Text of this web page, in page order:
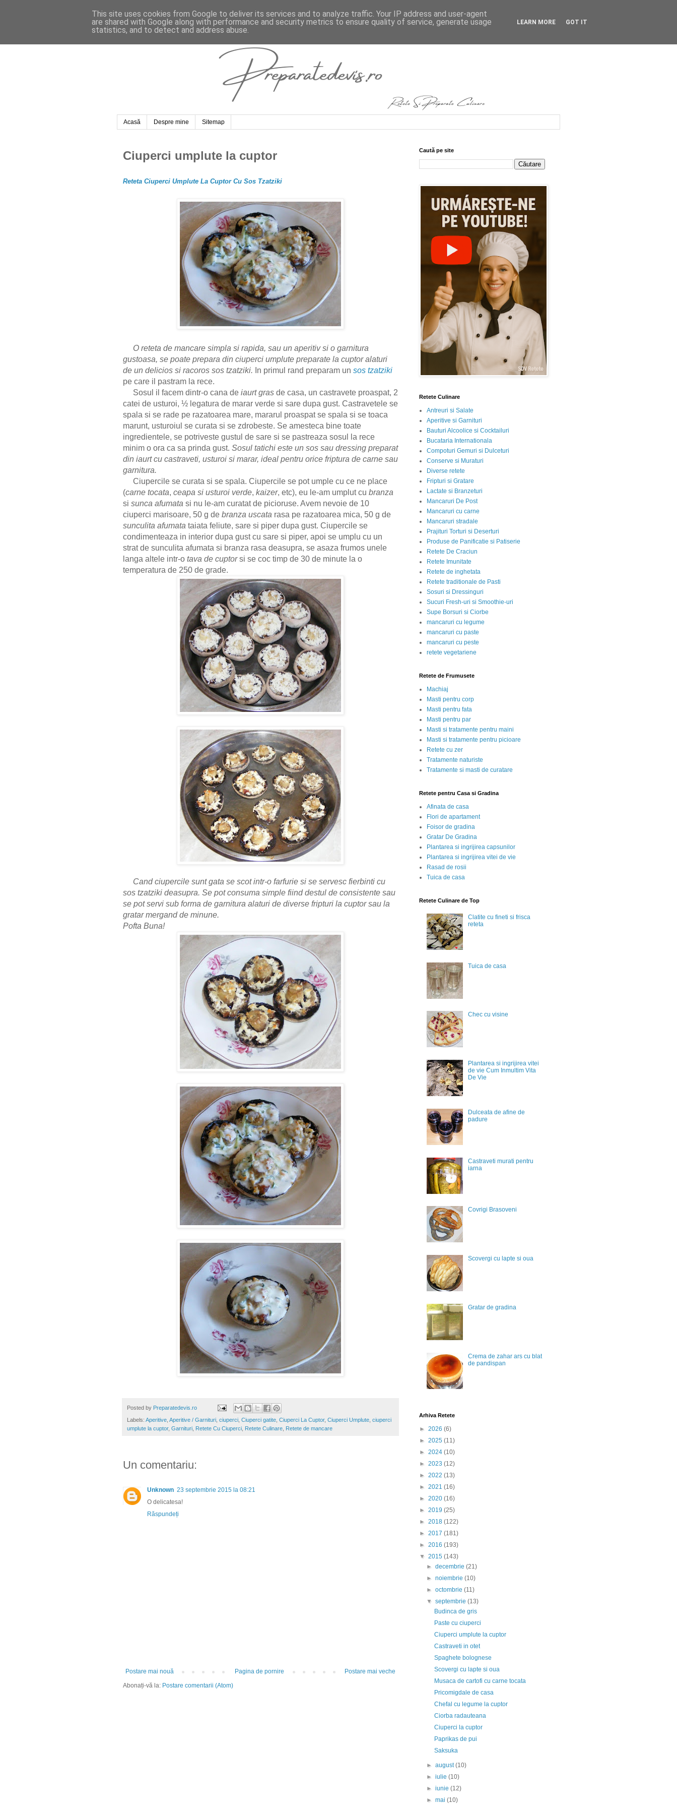
Acasă Despre mine Sitemap
Ciuperci umplute la cuptor
Reteta Ciuperci Umplute La Cuptor Cu Sos Tzatziki
O reteta de mancare simpla si rapida, sau un aperitiv si o garnitura
gustoasa, se poate prepara din ciuperci umplute preparate la cuptor alaturi
de un delicios si racoros sos tzatziki. In primul rand preparam un sos tzatziki
pe care il pastram la rece.
Sosul il facem dintr-o cana de iaurt gras de casa, un castravete proaspat, 2
catei de usturoi, ½ legatura de marar verde si sare dupa gust. Castravetele se
spala si se rade pe razatoarea mare, mararul proaspat se spala si se toaca
marunt, usturoiul se curata si se zdrobeste. Se amesteca bine toate
ingredientele, se potriveste gustul de sare si se pastreaza sosul la rece
minim o ora ca sa prinda gust. Sosul tatichi este un sos sau dressing preparat
din iaurt cu castraveti, usturoi si marar, ideal pentru orice friptura de carne sau
garnitura.
Ciupercile se curata si se spala. Ciupercile se pot umple cu ce ne place
(carne tocata, ceapa si usturoi verde, kaizer, etc), eu le-am umplut cu branza
si sunca afumata si nu le-am curatat de picioruse. Avem nevoie de 10
ciuperci marisoare, 50 g de branza uscata rasa pe razatoarea mica, 50 g de
sunculita afumata taiata feliute, sare si piper dupa gust. Ciupercile se
condimenteaza in interior dupa gust cu sare si piper, apoi se umplu cu un
strat de sunculita afumata si branza rasa deasupra, se asaza frumos unele
langa altele intr-o tava de cuptorsi se coc timp de 30 de minute la o
temperatura de 250 de grade.
Cand ciupercile sunt gata se scot intr-o farfurie si se servesc fierbinti cu
sos tzatziki deasupra. Se pot consuma simple fiind destul de consistente sau
se pot servi sub forma de garnitura alaturi de diverse fripturi la cuptor sau la
gratar mergand de minune.
Pofta Buna!
Posted by Preparatedevis.ro
Labels: Aperitive Aperitive / Garnituri ciuperci Ciuperci gatite Ciuperci La Cuptor, Ciuperci Umplute ciuperci
umplute la cuptor, Garnituri Retete Cu Ciuperci Retete Culinare Retete de mancare
Un comentariu:
Unknown 23 septembrie 2015 la 08:21
O delicatesa!
Răspundeți
Postare mai nouă Postare mai veche
Pagina de pornire
Abonați-vă la: Postare comentarii (Atom)
Caută pe site
Retete Culinare
Antreuri si Salate
Aperitive si Garnituri
Bauturi Alcoolice si Cocktailuri
Bucataria Internationala
Compoturi Gemuri si Dulceturi
Conserve si Muraturi
Diverse retete
Fripturi si Gratare
Lactate si Branzeturi
Mancaruri De Post
Mancaruri cu carne
Mancaruri stradale
Prajituri Torturi si Deserturi
Produse de Panificatie si Patiserie
Retete De Craciun
Retete Imunitate
Retete de inghetata
Retete traditionale de Pasti
Sosuri si Dressinguri
Sucuri Fresh-uri si Smoothie-uri
Supe Borsuri si Ciorbe
mancaruri cu legume
mancaruri cu paste
mancaruri cu peste
retete vegetariene
Retete de Frumusete
Machiaj
Masti pentru corp
Masti pentru fata
Masti pentru par
Masti si tratamente pentru maini
Masti si tratamente pentru picioare
Retete cu zer
Tratamente naturiste
Tratamente si masti de curatare
Retete pentru Casa si Gradina
Afinata de casa
Flori de apartament
Foisor de gradina
Gratar De Gradina
Plantarea si ingrijirea capsunilor
Plantarea si ingrijirea vitei de vie
Rasad de rosii
Tuica de casa
Retete Culinare de Top
Clatite cu fineti si frisca
reteta
Tuica de casa
Chec cu visine
Plantarea si ingrijirea vitei
de vie Cum Inmultim Vita
De Vie
Dulceata de afine de
padure
Castraveti murati pentru
iarna
Covrigi Brasoveni
Scovergi cu lapte si oua
Gratar de gradina
Crema de zahar ars cu blat
de pandispan
Arhiva Retete
► 2026 (6)
► 2025 (11)
► 2024 (10)
► 2023 (12)
► 2022 (13)
► 2021 (16)
► 2020 (16)
► 2019 (25)
► 2018 (122)
► 2017 (181)
► 2016 (193)
▼ 2015 (143)
►decembrie(21)
►noiembrie(10)
►octombrie(11)
▼septembrie(13)
Budinca de gris
Paste cu ciuperci
Ciuperci umplute la cuptor
Castraveti in otet
Spaghete bolognese
Scovergi cu lapte si oua
Musaca de cartofi cu carne tocata
Pricomigdale de casa
Chefal cu legume la cuptor
Ciorba radauteana
Ciuperci la cuptor
Paprikas de pui
Saksuka
►august(10)
►iulie(10)
►iunie(12)
►mai(10)
This site uses cookies from Google to deliver its services and to analyze traffic. Your IP address and user-agent
are shared with Google along with performance and security metrics to ensure quality of service, generate usage
statistics, and to detect and address abuse.
LEARN MORE GOT IT